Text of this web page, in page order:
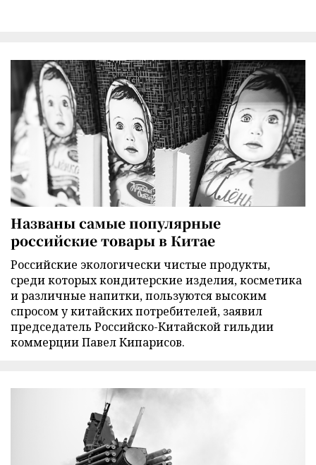
Названы самые популярные
российские товары в Китае
Российские экологически чистые продукты,
среди которых кондитерские изделия, косметика
и различные напитки, пользуются высоким
спросом у китайских потребителей, заявил
председатель Российско-Китайской гильдии
коммерции Павел Кипарисов.